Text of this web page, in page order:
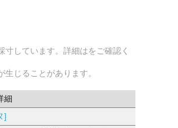
しています。詳細はをご確認く
じることがあります。
細
]